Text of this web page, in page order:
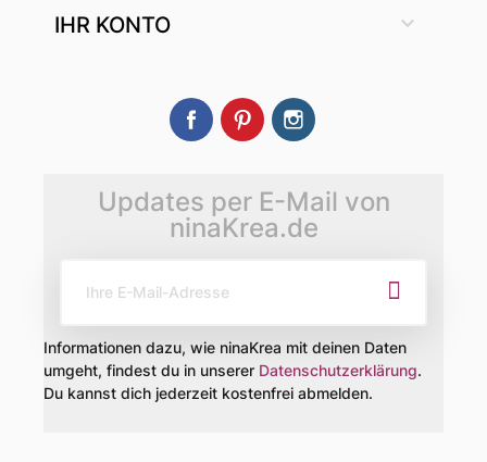
IHR KONTO 
FacebookPinterest
Updates per E-Mail von
ninaKrea.de
Informationen dazu, wie ninaKrea mit deinen Daten
umgeht, findest du in unserer Datenschutzerklärung.
Du kannst dich jederzeit kostenfrei abmelden.